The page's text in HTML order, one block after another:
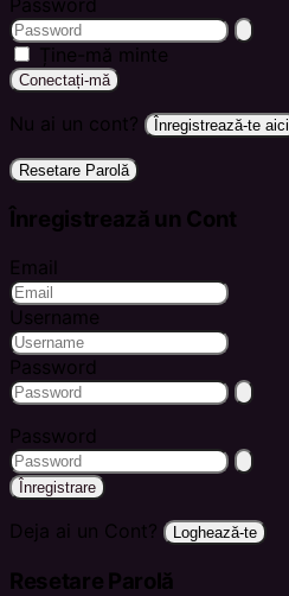
Password
Ține-mă minte
Conectați-mă
Nu ai un cont? Înregistrează-te aici
Resetare Parolă
Înregistrează un Cont
Email
Username
Password
Password
Înregistrare
Deja ai un Cont? Loghează-te
Resetare Parolă